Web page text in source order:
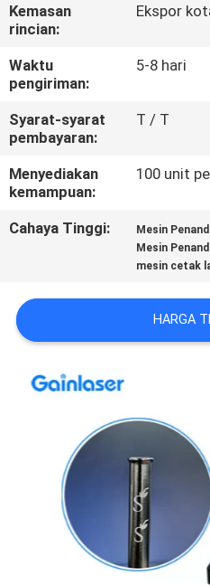
HUBUNGI
KAMI
PERMINTAAN
SITEMAP
POLICY
Kemasan
rincian:
Ekspor
Waktu
pengiriman:
5-8 hari
Syarat-syarat
pembayaran:
T / T
Menyediakan
kemampuan:
100 unit
Cahaya Tinggi: Mesin
Mesin
mesin cetak
HARGA